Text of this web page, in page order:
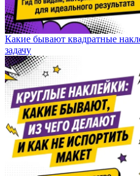
Какие бывают квадратные
задачу